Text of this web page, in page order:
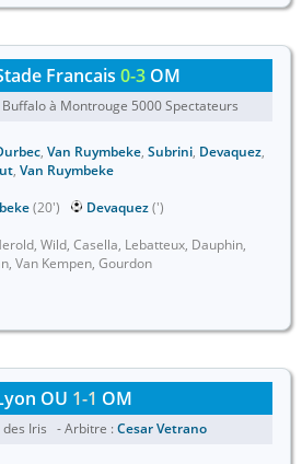
Francais 0-3 OM
à Montrouge 5000 Spectateurs
, Van Ruymbeke, Subrini, Devaquez,
, Van Ruymbeke
(20') Devaquez(')
Wild, Casella, Lebatteux, Dauphin,
Van Kempen, Gourdon
OU 1-1 OM
des Iris - Arbitre :Cesar Vetrano